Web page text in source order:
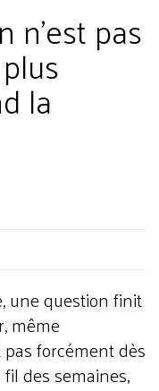
n'est pas
la
une question finit
même
forcément dès
des semaines,